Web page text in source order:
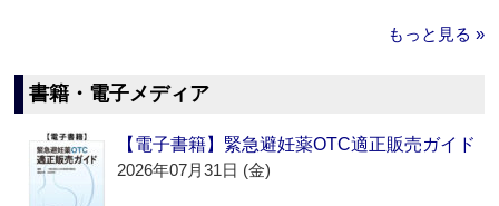
もっと見る »
書籍・電子メディア
【電子書籍】緊急避妊薬OTC適正販売ガイド
2026年07月31日 (金)